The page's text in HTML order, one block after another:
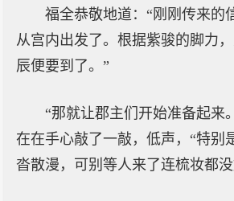
福全恭敬地道：“刚刚传来的
从宫内出发了。根据紫骏的脚力
辰便要到了。”
“那就让郡主们开始准备起来
在在手心敲了一敲，低声，“特别
沓散漫，可别等人来了连梳妆都